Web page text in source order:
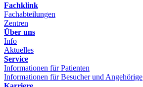
Fachklink
Fachabteilungen
Zentren
Über uns
Info
Aktuelles
Service
Informationen für Patienten
Informationen für Besucher und Angehörige